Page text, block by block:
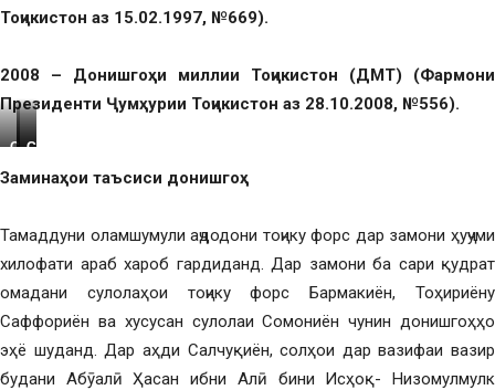
Тоҷикистон аз 15.02.1997, №669).
2008 – Донишгоҳи миллии Тоҷикистон (ДМТ) (Фармони
Президенти Ҷумҳурии Тоҷикистон аз 28.10.2008, №556).
СолиСоли
Соли
Заминаҳои таъсиси донишгоҳ
Тамаддуни оламшумули аҷдодони тоҷику форс дар замони ҳуҷуми
хилофати араб хароб гардиданд. Дар замони ба сари қудрат
омадани сулолаҳои тоҷику форс Бармакиён, Тоҳириёну
Саффориён ва хусусан сулолаи Сомониён чунин донишгоҳҳо
эҳё шуданд. Дар аҳди Салчуқиён, солҳои дар вазифаи вазир
будани Абӯалӣ Ҳасан ибни Алӣ бини Исҳоқ- Низомулмулк